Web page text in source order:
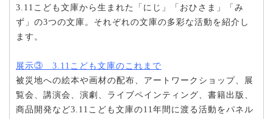
3.11こども文庫から生まれた「にじ」「おひさま」「み
ず」の3つの文庫。それぞれの文庫の多彩な活動を紹介し
ます。
展示③ 3.11こども文庫のこれまで
被災地への絵本や画材の配布、アートワークショップ、展
覧会、講演会、演劇、ライブペインティング、書籍出版、
商品開発など3.11こども文庫の11年間に渡る活動をパネル